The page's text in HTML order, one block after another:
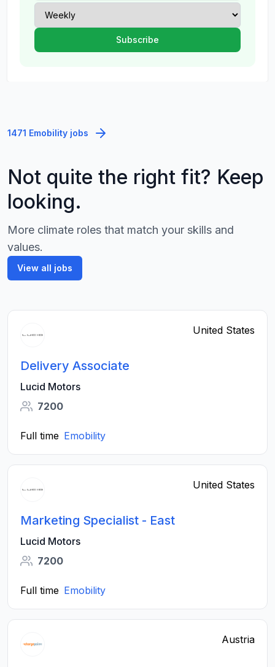
1471 Emobility jobs
Not quite the right fit? Keep
looking.
More climate roles that match your skills and
values.
View all jobs
United States
Delivery Associate
Lucid Motors
7200
Full time Emobility
United States
Marketing Specialist - East
Lucid Motors
7200
Full time Emobility
Austria